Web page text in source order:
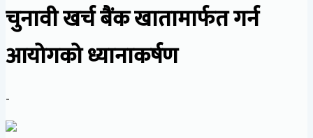
चुनावी खर्च बैंक खातामार्फत गर्न
आयोगको ध्यानाकर्षण
-